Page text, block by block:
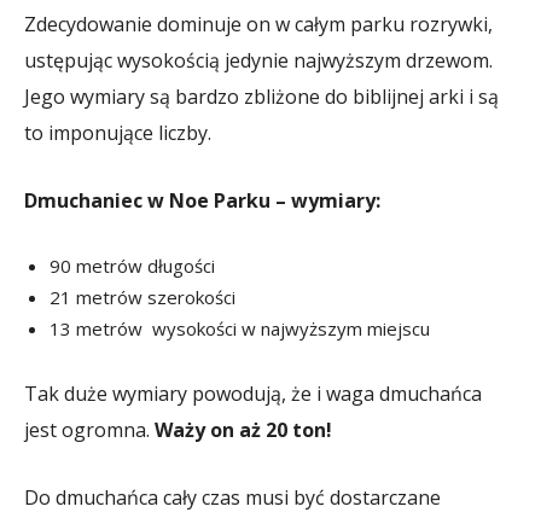
Zdecydowanie dominuje on w całym parku rozrywki,
ustępując wysokością jedynie najwyższym drzewom.
Jego wymiary są bardzo zbliżone do biblijnej arki i są
to imponujące liczby.
Dmuchaniec w Noe Parku – wymiary:
90 metrów długości
21 metrów szerokości
13 metrów wysokości w najwyższym miejscu
Tak duże wymiary powodują, że i waga dmuchańca
jest ogromna. Waży on aż 20 ton!
Do dmuchańca cały czas musi być dostarczane